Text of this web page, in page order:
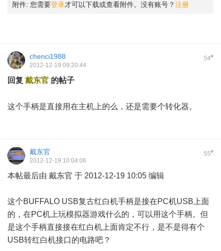
附件: 您需要登录才可以下载或查看附件。没有账号？注册
54#
chenci1988
2012-12-19 09:20:44
回复 戴东官 的帖子
这个手柄是直接用在主机上的么，还是需要个转化器。
55#
戴东官
2012-12-19 10:04:06
本帖最后由 戴东官 于 2012-12-19 10:05 编辑
这个BUFFALO USB复古红白机手柄是接在PC机USB上面
的，在PC机上玩模拟器游戏什么的，可以用这个手柄。但
是这个手柄直接接在红白机上面肯定不行，是不是得有个
USB转红白机接口的电路吧？